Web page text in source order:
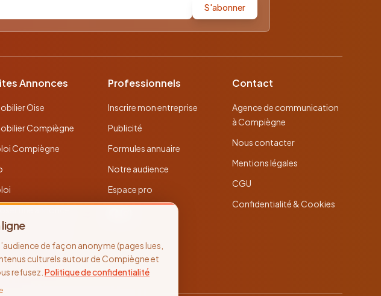
S'abonner
Annonces
Oise
Compiègne
Compiègne
les annonces
Professionnels
Inscrire mon entreprise
Publicité
Formules annuaire
Notre audience
Espace pro
Contact
Agence de communication
à Compiègne
Nous contacter
Mentions légales
CGU
Confidentialité & Cookies
de façon anonyme (pages lues,
culturels autour de Compiègne et
refusez. Politique de confidentialité